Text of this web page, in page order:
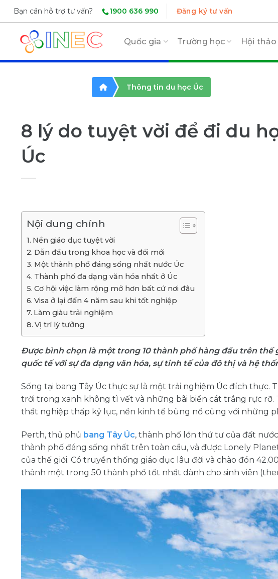
Skip
content
Bạn cần hỗ trợ tư vấn? 1900 636 990 Đăng ký tư vấn
Quốc gia Trường học Hội thảo
Thông tin du học Úc
8 lý do tuyệt vời để đi du
Úc
Nội dung chính
Nền giáo dục tuyệt vời
Dẫn đầu trong khoa học và đổi mới
Một thành phố đáng sống nhất nước Úc
Thành phố đa dạng văn hóa nhất ở Úc
Cơ hội việc làm rộng mở hơn bất cứ nơi đâu
Visa ở lại đến 4 năm sau khi tốt nghiệp
Làm giàu trải nghiệm
Vị trí lý tưởng
Được bình chọn là một trong 10 thành phố hàng đầu trên
quốc tế với sự đa dạng văn hóa, sự tinh tế của đô thị và hệ
Sống tại bang Tây Úc thực sự là một trải nghiệm Úc đích thực.
trời trong xanh không tì vết và những bãi biển cát trắng rực rỡ.
thất nghiệp thấp kỷ lục, nền kinh tế bùng nổ cùng với những
Perth, thủ phủ bang Tây Úc, thành phố lớn thứ tư của đất
thành phố đáng sống nhất trên toàn cầu, và được Lonely
của thế giới. Có truyền thống giáo dục lâu đời và chào đón
thành một trong 50 thành phố tốt nhất dành cho sinh viên